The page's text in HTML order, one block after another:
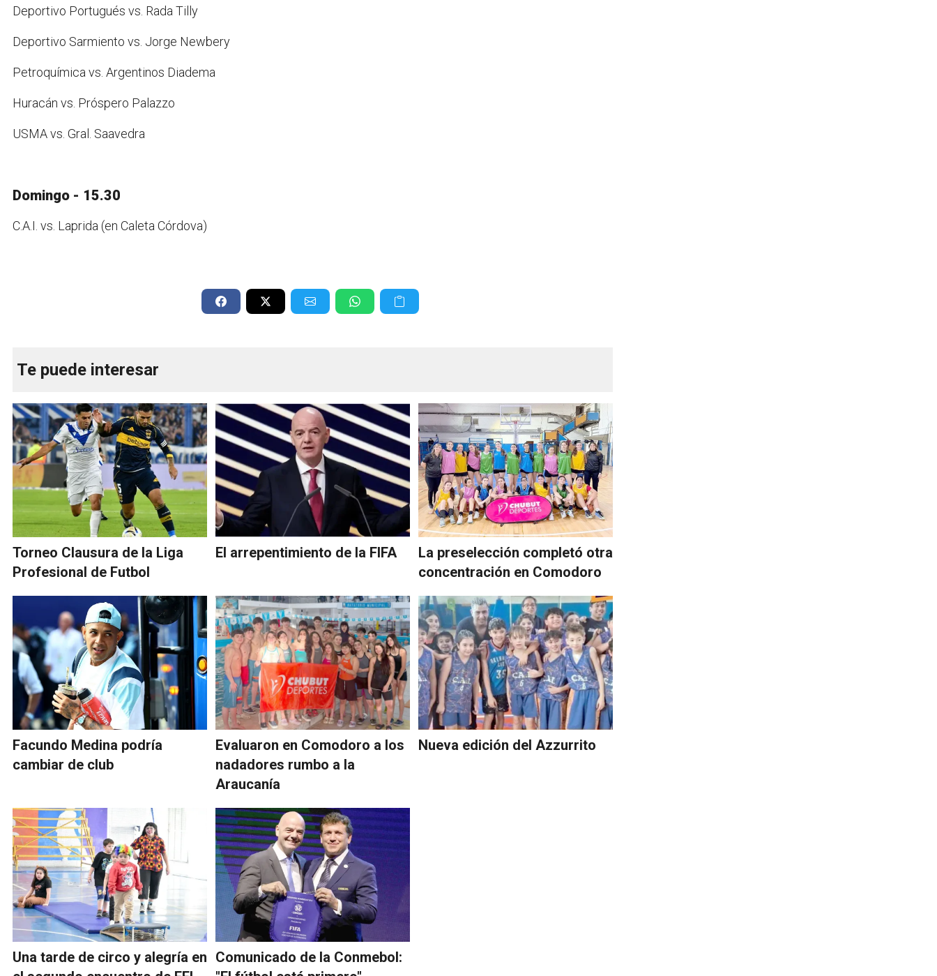
Deportivo Portugués vs. Rada Tilly
Deportivo Sarmiento vs. Jorge Newbery
Petroquímica vs. Argentinos Diadema
Huracán vs. Próspero Palazzo
USMA vs. Gral. Saavedra
Domingo - 15.30
C.A.I. vs. Laprida (en Caleta Córdova)
Te puede interesar
Torneo Clausura de la Liga
Profesional de Futbol
El arrepentimiento de la FIFA
La preselección completó otra
concentración en Comodoro
Facundo Medina podría
cambiar de club
Evaluaron en Comodoro a los
nadadores rumbo a la
Araucanía
Nueva edición del Azzurrito
Una tarde de circo y alegría en Comunicado de la Conmebol: